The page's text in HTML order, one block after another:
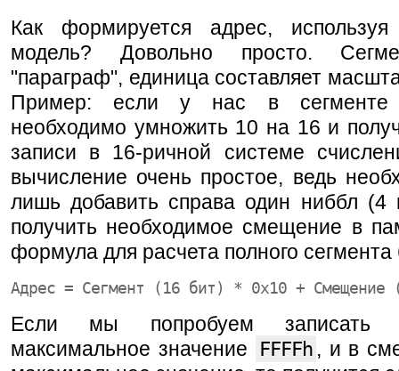
Как формируется адрес, используя
модель? Довольно просто.
"параграф", единица составляет
Пример: если у нас в сегменте
необходимо умножить 10 на 16 и
записи в 16-ричной системе
вычисление очень простое, ведь
лишь добавить справа один ниббл (4
получить необходимое смещение в
формула для расчета полного сегмента
Адрес = Сегмент (16 бит) * 0x10 + Смещение
Если мы попробуем записать
максимальное значение
FFFFh , и в